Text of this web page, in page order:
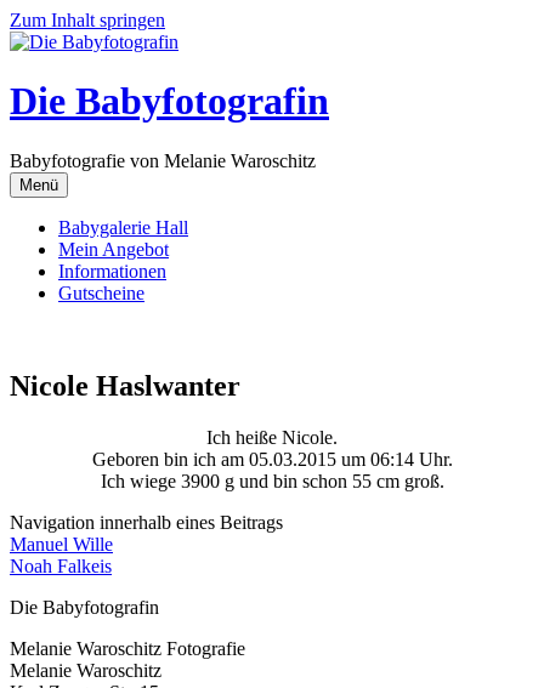
Zum Inhalt springen
Die Babyfotografin
Babyfotografie von Melanie Waroschitz
Menü
Babygalerie Hall
Mein Angebot
Informationen
Gutscheine
Nicole Haslwanter
Ich heiße Nicole.
Geboren bin ich am 05.03.2015 um 06:14 Uhr.
Ich wiege 3900 g und bin schon 55 cm groß.
Navigation innerhalb eines Beitrags
Manuel Wille
Noah Falkeis
Die Babyfotografin
Melanie Waroschitz Fotografie
Melanie Waroschitz